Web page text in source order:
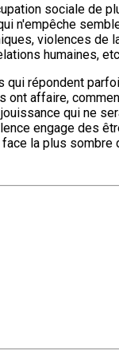
sociale de
n'empêche
violences
humaines,
répondent
affaire,
qui ne
engage
la plus sombre